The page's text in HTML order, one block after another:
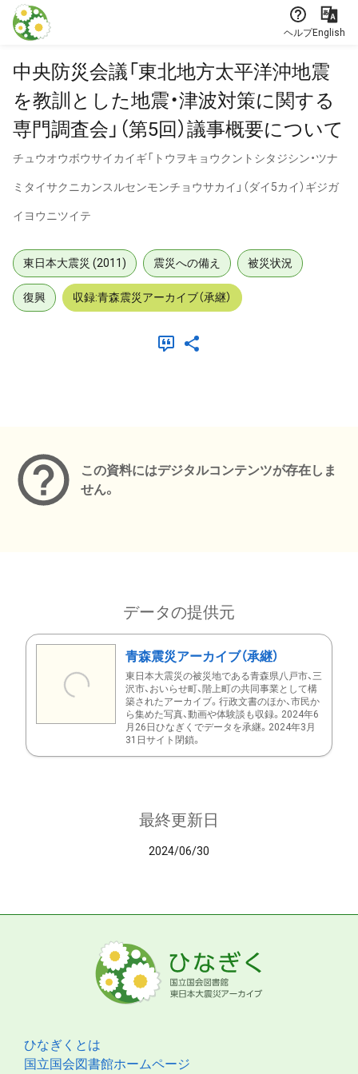
本文に飛ぶ
ヘルプEnglish
中央防災会議「東北地方太平洋沖地震
を教訓とした地震・津波対策に関する
専門調査会」（第5回）議事概要について
チュウオウボウサイカイギ「トウヲキョウクントシタジシン・ツナ
ミタイサクニカンスルセンモンチョウサカイ」（ダイ5カイ）ギジガ
イヨウニツイテ
東日本大震災 (2011) 震災への備え 被災状況
復興 収録:青森震災アーカイブ（承継）
この資料にはデジタルコンテンツが存在しま
せん。
データの提供元
青森震災アーカイブ（承継）
東日本大震災の被災地である青森県八戸市、三
沢市、おいらせ町、階上町の共同事業として構
築されたアーカイブ。行政文書のほか、市民か
ら集めた写真、動画や体験談も収録。2024年6
月26日ひなぎくでデータを承継。2024年3月
31日サイト閉鎖。
最終更新日
2024/06/30
ひなぎくとは
国立国会図書館ホームページ